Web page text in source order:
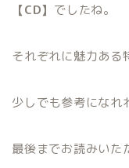
【CD】 でしたね。
それぞれに魅力ある
少しでも参考になれ
最後までお読みいた